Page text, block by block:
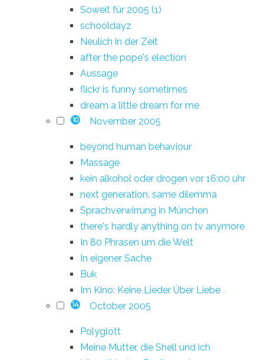
Soweit für 2005 (1)
schooldayz
Neulich in der Zeit
after the pope's election
Aussage
flickr is funny sometimes
dream a little dream for me
10 November 2005
beyond human behaviour
Massage
kein alkohol oder drogen vor 16:00 uhr
next generation, same dilemma
Sprachverwirrung in München
there's hardly anything on tv anymore
In 80 Phrasen um die Welt
In eigener Sache
Buk
Im Kino: Keine Lieder Über Liebe
14 October 2005
Polyglott
Meine Mutter, die Shell und ich